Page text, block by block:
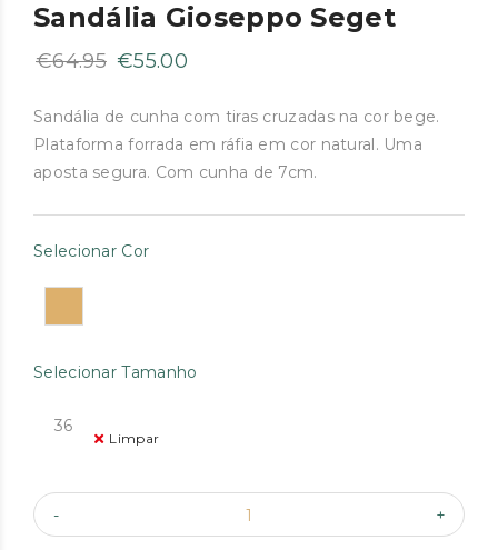
Sandália Gioseppo Seget
€64.95 O
original
era:
€64.95.
€55.00
atual
é:
€55.00.
Sandália de cunha com tiras cruzadas na cor bege.
Plataforma forrada em ráfia em cor natural. Uma
aposta segura. Com cunha de 7cm.
Selecionar Cor
Selecionar Tamanho
36
Limpar